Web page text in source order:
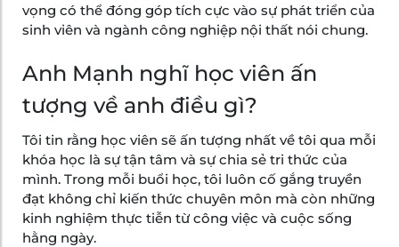
vọng có thể đóng góp tích cực vào sự phát triển của
sinh viên và ngành công nghiệp nội thất nói chung.
Anh Mạnh nghĩ học viên ấn
tượng về anh điều gì?
Tôi tin rằng học viên sẽ ấn tượng nhất về tôi qua mỗi
khóa học là sự tận tâm và sự chia sẻ tri thức của
mình. Trong mỗi buổi học, tôi luôn cố gắng truyền
đạt không chỉ kiến thức chuyên môn mà còn những
kinh nghiệm thực tiễn từ công việc và cuộc sống
hằng ngày.